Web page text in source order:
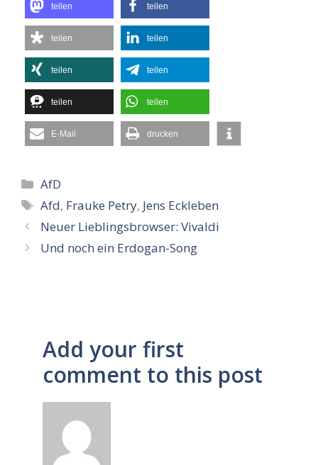
teilen teilen
teilen teilen
teilen teilen
teilen teilen
E-Mail drucken
Kategorien
AfD
Schlagwörter
Afd, Frauke Petry, Jens Eckleben
Neuer Lieblingsbrowser: Vivaldi
Und noch ein Erdogan-Song
Add your first
comment to this post